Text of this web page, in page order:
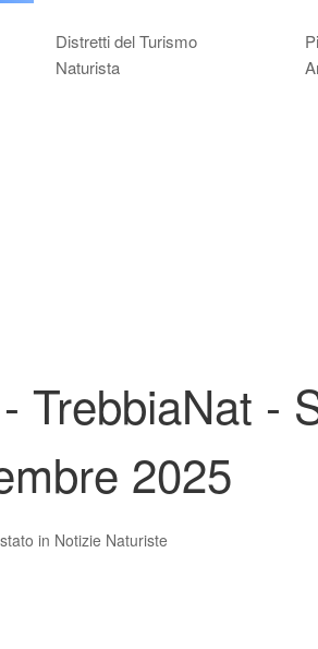
Distretti del Turismo
Naturista
TrebbiaNat -
2025
in Notizie Naturiste